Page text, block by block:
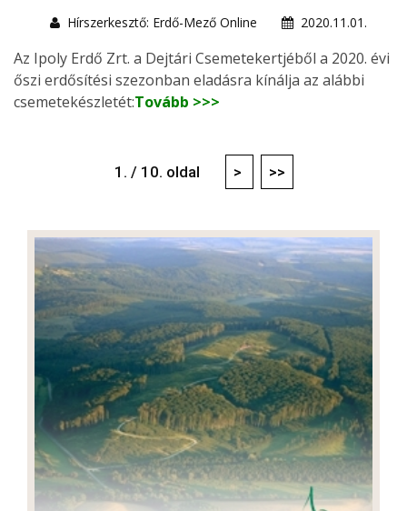
Hírszerkesztő: Erdő-Mező Online
2020.11.01.
Az Ipoly Erdő Zrt. a Dejtári Csemetekertjéből a 2020. évi
őszi erdősítési szezonban eladásra kínálja az alábbi
csemetekészletét:Tovább >>>
1. / 10. oldal > >>